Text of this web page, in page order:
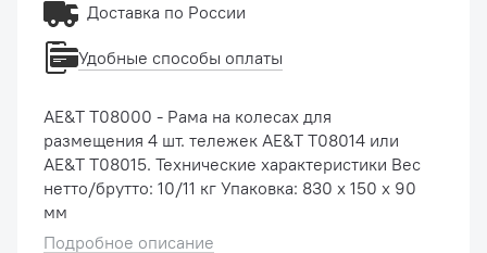
AE&T Т08000 - Рама на колесах для
размещения 4 шт. тележек AE&T T08014 или
AE&T T08015. Технические характеристики Вес
нетто/брутто: 10/11 кг Упаковка: 830 x 150 x 90
мм
Подробное описание
Доставка по России
Удобные способы оплаты